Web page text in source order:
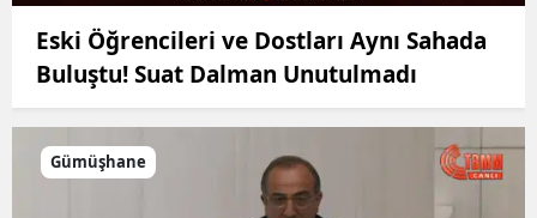
Eski Öğrencileri ve Dostları Aynı Sahada
Buluştu! Suat Dalman Unutulmadı
Gümüşhane